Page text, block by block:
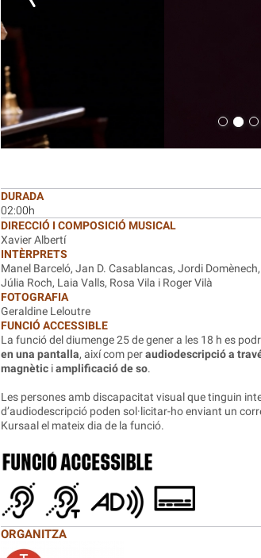
DURADA
02:00h
DIRECCIÓ I COMPOSICIÓ MUSICAL
Xavier Albertí
INTÈRPRETS
Manel Barceló, Jan D. Casablancas, Jordi
Júlia Roch, Laia Valls, Rosa Vila i Roger Vilà
FOTOGRAFIA
Geraldine Leloutre
FUNCIÓ ACCESSIBLE
La funció del diumenge 25 de gener a les 18 h es
en una pantalla, així com peraudiodescripció a
magnètic iamplificació de so.
Les persones amb discapacitat visual que tinguin
d’audiodescripció poden sol·licitar-ho enviant un
Kursaal el mateix dia de la funció.
ORGANITZA